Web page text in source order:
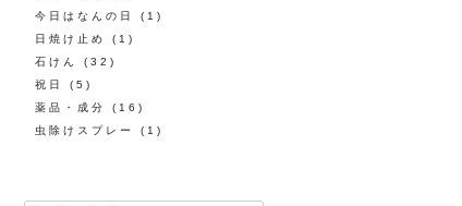
今日はなんの日
(1)
日焼け止め
(1)
石けん
(32)
祝日
(5)
薬品・成分
(16)
虫除けスプレー
(1)